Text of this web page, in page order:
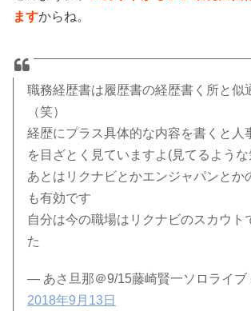
ますからね。
職務経歴書は履歴書の経歴書く所と似
（笑）
経歴にプラス具体的な内容を書くと人
を目ざとく見ていますよ(見てるよう
あとはリクナビとかエンジャパンとか
も有効です
自分は今の職場はリクナビのスカウト
た
— あさ旦那＠9/15藤崎賢一ソロライブ
2018年9月13日